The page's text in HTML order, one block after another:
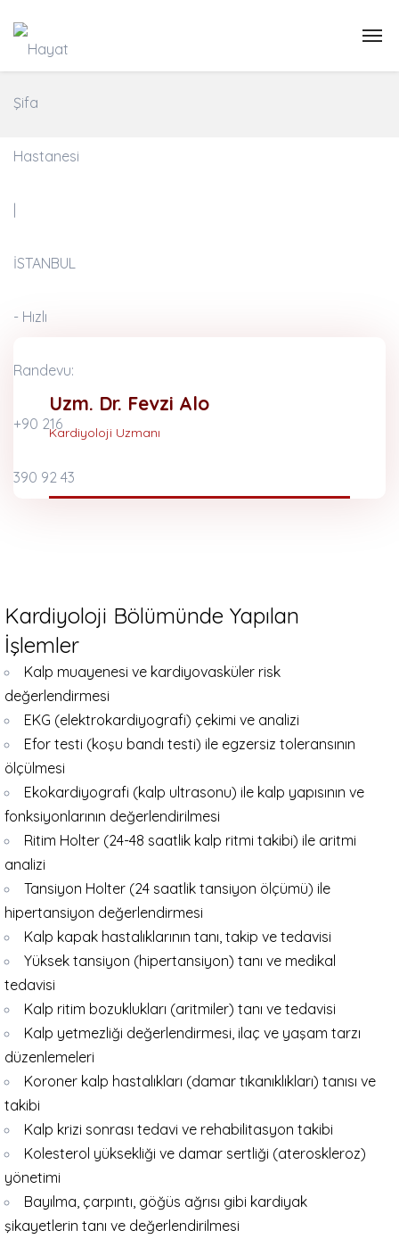
Uzm. Dr. Fevzi Alo
Kardiyoloji Uzmanı
Kardiyoloji Bölümünde Yapılan
İşlemler
Kalp muayenesi ve kardiyovasküler risk
değerlendirmesi
EKG (elektrokardiyografi) çekimi ve analizi
Efor testi (koşu bandı testi) ile egzersiz toleransının
ölçülmesi
Ekokardiyografi (kalp ultrasonu) ile kalp yapısının ve
fonksiyonlarının değerlendirilmesi
Ritim Holter (24-48 saatlik kalp ritmi takibi) ile aritmi
analizi
Tansiyon Holter (24 saatlik tansiyon ölçümü) ile
hipertansiyon değerlendirmesi
Kalp kapak hastalıklarının tanı, takip ve tedavisi
Yüksek tansiyon (hipertansiyon) tanı ve medikal
tedavisi
Kalp ritim bozuklukları (aritmiler) tanı ve tedavisi
Kalp yetmezliği değerlendirmesi, ilaç ve yaşam tarzı
düzenlemeleri
Koroner kalp hastalıkları (damar tıkanıklıkları) tanısı ve
takibi
Kalp krizi sonrası tedavi ve rehabilitasyon takibi
Kolesterol yüksekliği ve damar sertliği (ateroskleroz)
yönetimi
Bayılma, çarpıntı, göğüs ağrısı gibi kardiyak
şikayetlerin tanı ve değerlendirilmesi